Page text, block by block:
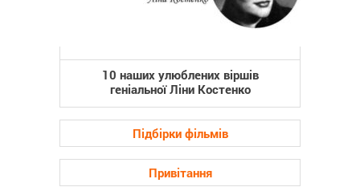
10 наших улюблених віршів
геніальної Ліни Костенко
Підбірки фільмів
Привітання